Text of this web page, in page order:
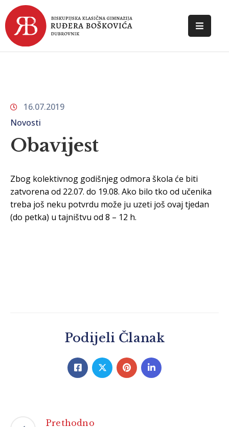
POČETNA
DOKUMENTI
KONTAKT
16.07.2019
Novosti
Obavijest
Zbog kolektivnog godišnjeg odmora škola će biti
zatvorena od 22.07. do 19.08. Ako bilo tko od učenika
treba još neku potvrdu može ju uzeti još ovaj tjedan
(do petka) u tajništvu od 8 – 12 h.
Podijeli Članak
Prethodno